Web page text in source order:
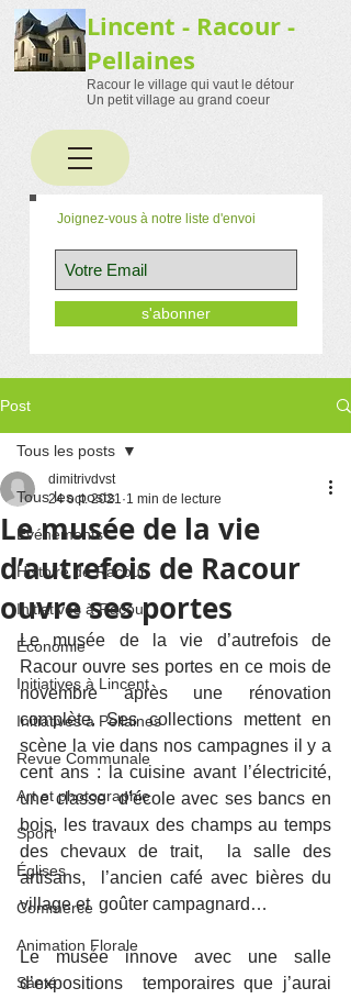
Lincent - Racour -
Pellaines
Racour le village qui vaut le détour
Un petit village au grand coeur
Joignez-vous à notre liste d'envoi
s'abonner
Post
Tous les posts
Événements
Histoire de Racour
Initiatives à Racour
Économie
Initiatives à Lincent
Initiatives à Pellaines
Revue Communale
Art et photographie
Sport
Églises
Commerce
Animation Florale
Santé
Tous les posts
Le musée de la vie
d’autrefois de Racour
ouvre ses portes
dimitrivdvst
24 oct. 2021 1 min de lecture
Le musée de la vie d’autrefois de
Racour ouvre ses portes en ce mois de
novembre après une rénovation
complète. Ses collections mettent en
scène la vie dans nos campagnes il y a
cent ans : la cuisine avant l’électricité,
une classe  d’école avec ses bancs en
bois, les travaux des champs au temps
des chevaux de trait,  la salle des
artisans,  l’ancien café avec bières du
village et  goûter campagnard…
Le musée innove avec une salle
d’expositions  temporaires que j’aurai